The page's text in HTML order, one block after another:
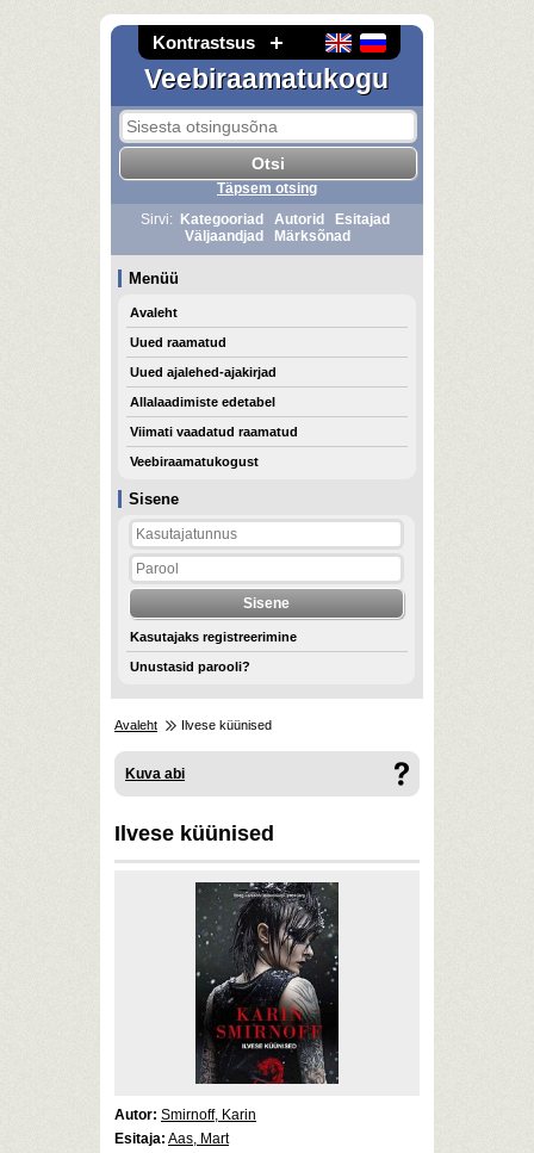
Kontrastsus
Veebiraamatukogu
Sisene
Kasutajaks registreerimine
Unustasid parooli?
Täpsem otsing
Sirvi:
Kategooriad Autorid
Esitajad
Väljaandjad
Märksõnad
Menüü
Avaleht
Uued raamatud
Uued ajalehed-ajakirjad
Allalaadimiste edetabel
Viimati vaadatud raamatud
Veebiraamatukogust
Avaleht Ilvese küünised
Kuva abi
Ilvese küünised
Autor: Smirnoff, Karin
Esitaja: Aas, Mart